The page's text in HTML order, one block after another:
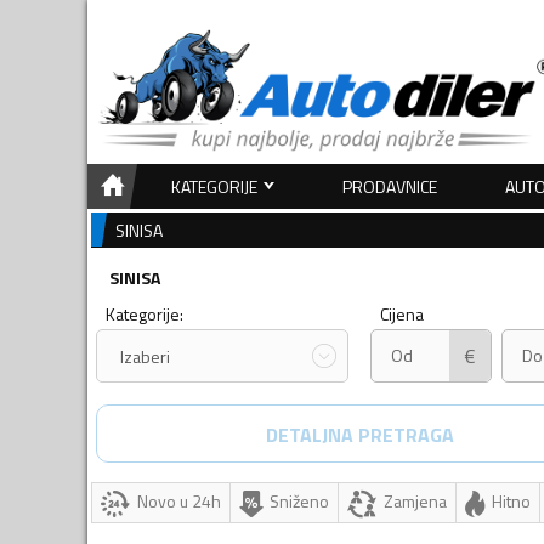
KATEGORIJE PRODAVNICE
SINISA
SINISA
Kategorije:
Izaberi
Cijena
€
DETALJNA PRETRAGA
Novo u 24h Sniženo Zamjena Hitno